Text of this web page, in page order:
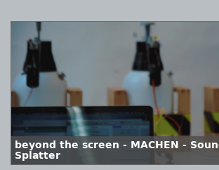
beyond the screen - MACHEN -
Splatter